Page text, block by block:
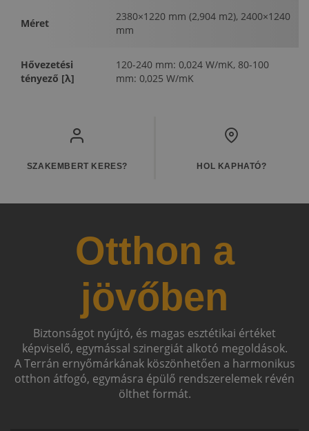
Méret
2380×1220 mm (2,904 m2), 2400×1240
mm
Hővezetési
tényező [λ]
120-240 mm: 0,024 W/mK, 80-100
mm: 0,025 W/mK
SZAKEMBERT KERES? HOL KAPHATÓ?
Otthon a
jövőben
Biztonságot nyújtó, és magas esztétikai értéket
képviselő, egymással szinergiát alkotó megoldások.
A Terrán ernyőmárkának köszönhetően a harmonikus
otthon átfogó, egymásra épülő rendszerelemek révén
ölthet formát.